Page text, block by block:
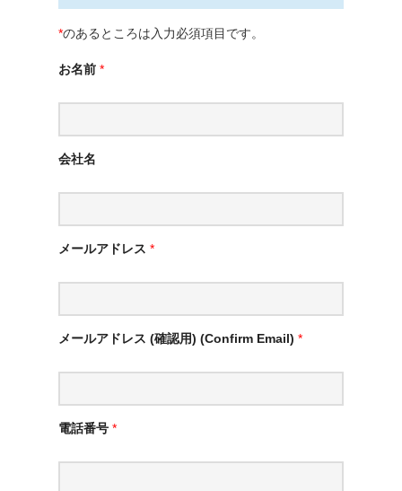
*のあるところは入力必須項目です。
お名前 *
会社名
メールアドレス *
メールアドレス (確認用) (Confirm Email) *
電話番号 *